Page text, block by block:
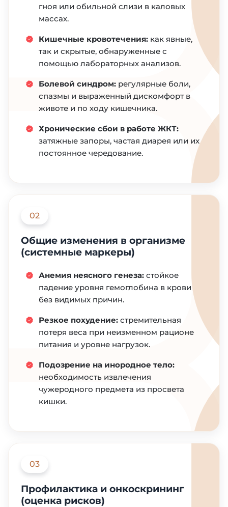
гноя или обильной слизи в каловых
массах.
Кишечные кровотечения: как явные,
так и скрытые, обнаруженные с
помощью лабораторных анализов.
Болевой синдром: регулярные боли,
спазмы и выраженный дискомфорт в
животе и по ходу кишечника.
Хронические сбои в работе ЖКТ:
затяжные запоры, частая диарея или их
постоянное чередование.
02
Общие изменения в организме
(системные маркеры)
Анемия неясного генеза: стойкое
падение уровня гемоглобина в крови
без видимых причин.
Резкое похудение: стремительная
потеря веса при неизменном рационе
питания и уровне нагрузок.
Подозрение на инородное тело:
необходимость извлечения
чужеродного предмета из просвета
кишки.
03
Профилактика и онкоскрининг
(оценка рисков)